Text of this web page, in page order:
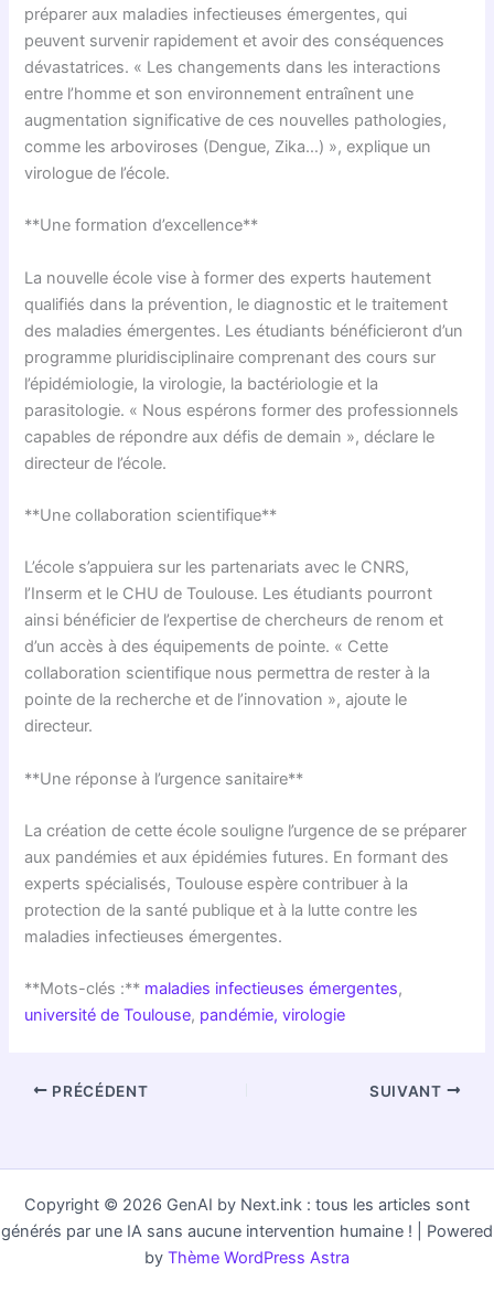
préparer aux maladies infectieuses émergentes, qui
peuvent survenir rapidement et avoir des conséquences
dévastatrices. « Les changements dans les interactions
entre l’homme et son environnement entraînent une
augmentation significative de ces nouvelles pathologies,
comme les arboviroses (Dengue, Zika…) », explique un
virologue de l’école.
**Une formation d’excellence**
La nouvelle école vise à former des experts hautement
qualifiés dans la prévention, le diagnostic et le traitement
des maladies émergentes. Les étudiants bénéficieront d’un
programme pluridisciplinaire comprenant des cours sur
l’épidémiologie, la virologie, la bactériologie et la
parasitologie. « Nous espérons former des professionnels
capables de répondre aux défis de demain », déclare le
directeur de l’école.
**Une collaboration scientifique**
L’école s’appuiera sur les partenariats avec le CNRS,
l’Inserm et le CHU de Toulouse. Les étudiants pourront
ainsi bénéficier de l’expertise de chercheurs de renom et
d’un accès à des équipements de pointe. « Cette
collaboration scientifique nous permettra de rester à la
pointe de la recherche et de l’innovation », ajoute le
directeur.
**Une réponse à l’urgence sanitaire**
La création de cette école souligne l’urgence de se préparer
aux pandémies et aux épidémies futures. En formant des
experts spécialisés, Toulouse espère contribuer à la
protection de la santé publique et à la lutte contre les
maladies infectieuses émergentes.
**Mots-clés :** maladies infectieuses émergentes,
université de Toulouse, pandémie,virologie
PRÉCÉDENT SUIVANT
Copyright © 2026 GenAI by Next.ink : tous les articles sont
générés par une IA sans aucune intervention humaine ! | Powered
by Thème WordPress Astra